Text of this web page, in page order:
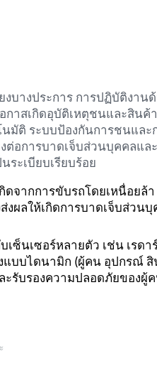
บางประการ การปฏิบัติงาน
าสเกิดอุบัติเหตุชนและสินค้
มัติ ระบบป้องกันการชนและ
อการบาดเจ็บส่วนบุคคลแล
ะเบียบเรียบร้อย
ดจากการขับรถโดยเหนื่อยล้
ผลให้เกิดการบาดเจ็บส่วนบุ
เซ็นเซอร์หลายตัว เช่น เรดา
แบบไดนามิก (ผู้คน อุปกรณ์
รับรองความปลอดภัยของผู้